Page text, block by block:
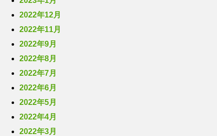
2022年12月
2022年11月
2022年9月
2022年8月
2022年7月
2022年6月
2022年5月
2022年4月
2022年3月